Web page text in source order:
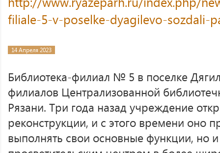
filiale-5-v-poselke-dyagilevo-sozdali-
14 Апреля 2023
Библиотека-филиал № 5 в поселке
филиалов Централизованной
Рязани. Три года назад учреждение
реконструкции, и с этого времени оно
выполнять свои основные функции, но и